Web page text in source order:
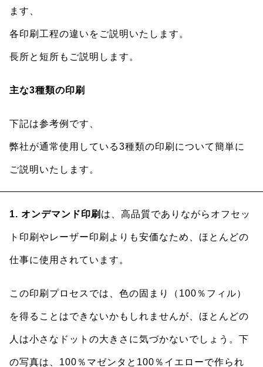
ます、
各印刷工程の違いをご説明いたします。
長所と短所もご説明します。
主な3種類の印刷
下記は参考例です、
弊社が通常使用している3種類の印刷について簡単に
ご説明いたします。
1. オンデマンド印刷 は、高品質でありながらオフセッ
ト印刷やレーザー印刷よりも安価なため、ほとんどの
仕事に使用されています。
この印刷プロセスでは、色の固まり（100％フィル）
を得ることはできないかもしれませんが、ほとんどの
人は小さなドットの大きさに気づかないでしょう。下
の写真は、100％マゼンタと100％イエローで作られ